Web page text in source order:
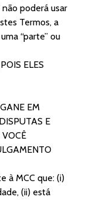
poderá usar
Termos, a
“parte” ou
ELES
EM
E
VOCÊ
à MCC que: (i)
(ii) está